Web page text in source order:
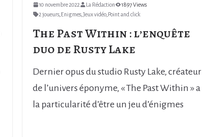
10 novembre 2022 La Rédaction
1897 Views
2 joueurs, Enigmes, Jeux vidéo, Point and click
The Past Within : l’enquête
duo de Rusty Lake
Dernier opus du studio Rusty Lake, créateur
de l’univers éponyme, « The Past Within » a
la particularité d’être un jeu d’énigmes